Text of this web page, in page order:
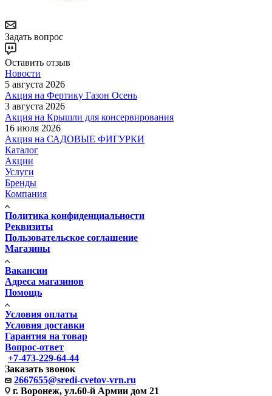
Задать вопрос
Оставить отзыв
Новости
5 августа 2026
Акция на Фертику Газон Осень
3 августа 2026
Акция на Крышли для консервирования
16 июля 2026
Акция на САДОВЫЕ ФИГУРКИ
Каталог
Акции
Услуги
Бренды
Компания
Политика конфиденциальности
Реквизиты
Пользовательское соглашение
Магазины
Вакансии
Адреса магазинов
Помощь
Условия оплаты
Условия доставки
Гарантия на товар
Вопрос-ответ
+7-473-229-64-44
Заказать звонок
2667655@sredi-cvetov-vrn.ru
г. Воронеж, ул.60-й Армии дом 21